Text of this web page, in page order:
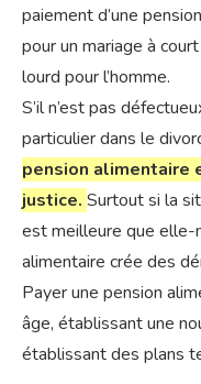
paiement d’une
pour un mariage à
lourd pour l’homme.
S’il n’est pas
particulier dans le
pension alimentaire
justice. Surtout si la
est meilleure que elle-
alimentaire crée des
Payer une pension
âge, établissant une
établissant des plans